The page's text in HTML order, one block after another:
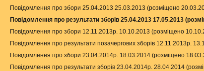
Повідомлення про збори 25.04.2013 25.03.2013 (розміщено
Повідомлення про результати зборів 25.04.2013 17.05.2013
Повідомлення про збори 12.11.2013р. 10.10.2013 (розміщено
Повідомлення про результати позачергових зборів 12.11.2013р.
Повідомлення про збори 23.04.2014р. 18.03.2014 (розміщено
Повідомлення про результати зборів 23.04.2014р. 28.04.2014